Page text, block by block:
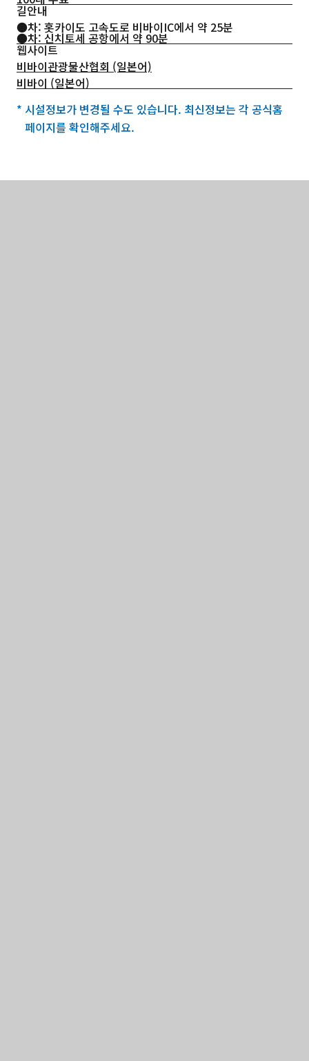
길안내
●차: 홋카이도 고속도로 비바이IC에서 약 25분
●차: 신치토세 공항에서 약 90분
웹사이트
비바이관광물산협회 (일본어)
비바이 (일본어)
* 시설정보가 변경될 수도 있습니다. 최신정보는 각 공식홈
페이지를 확인해주세요.